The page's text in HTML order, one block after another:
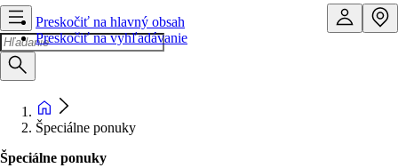
Preskočiť na hlavný obsah
Preskočiť na vyhľadávanie
Špeciálne ponuky
Špeciálne ponuky